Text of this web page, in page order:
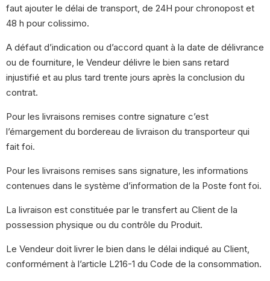
faut ajouter le délai de transport, de 24H pour chronopost et
48 h pour colissimo.
A défaut d’indication ou d’accord quant à la date de délivrance
ou de fourniture, le Vendeur délivre le bien sans retard
injustifié et au plus tard trente jours après la conclusion du
contrat.
Pour les livraisons remises contre signature c’est
l’émargement du bordereau de livraison du transporteur qui
fait foi.
Pour les livraisons remises sans signature, les informations
contenues dans le système d’information de la Poste font foi.
La livraison est constituée par le transfert au Client de la
possession physique ou du contrôle du Produit.
Le Vendeur doit livrer le bien dans le délai indiqué au Client,
conformément à l’article L216-1 du Code de la consommation.